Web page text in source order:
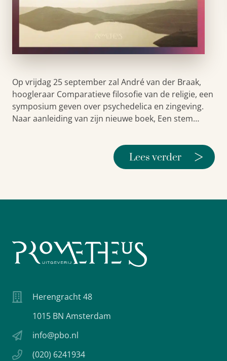
Op vrijdag 25 september zal André van der Braak,
hoogleraar Comparatieve filosofie van de religie, een
symposium geven over psychedelica en zingeving.
Naar aanleiding van zijn nieuwe boek, Een stem…
Lees verder >
Herengracht 48
1015 BN Amsterdam
info@pbo.nl
(020) 6241934